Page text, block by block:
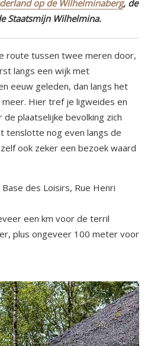
op de Wilhelminaberg, de
Staatsmijn Wilhelmina.
route tussen twee meren door,
langs een wijk met
eeuw geleden, dan langs het
Hier tref je ligweides en
plaatselijke bevolking zich
tenslotte nog even langs de
ook zeker een bezoek waard
des Loisirs, Rue Henri
een km voor de terril
plus ongeveer 100 meter voor